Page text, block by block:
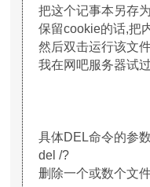
把这个记事本另存
保留cookie的话,把
然后双击运行该文
我在网吧服务器试
具体DEL命令的参
del /?
删除一个或数个文